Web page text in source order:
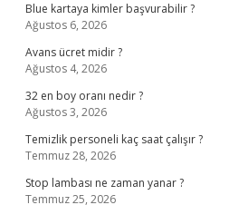
Blue kartaya kimler başvurabilir ?
Ağustos 6, 2026
Avans ücret midir ?
Ağustos 4, 2026
32 en boy oranı nedir ?
Ağustos 3, 2026
Temizlik personeli kaç saat çalışır ?
Temmuz 28, 2026
Stop lambası ne zaman yanar ?
Temmuz 25, 2026